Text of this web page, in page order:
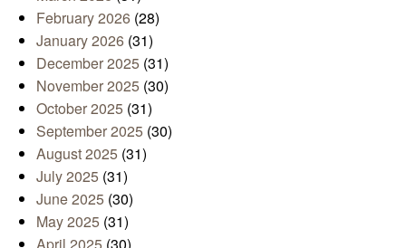
February 2026 (28)
January 2026 (31)
December 2025 (31)
November 2025 (30)
October 2025 (31)
September 2025 (30)
August 2025 (31)
July 2025 (31)
June 2025 (30)
May 2025 (31)